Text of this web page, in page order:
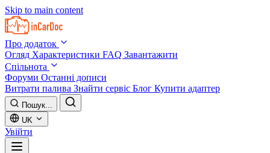
Skip to main content
Про додаток
Огляд Характеристики FAQ Завантажити
Спільнота
Форуми Останні дописи
Витрати палива Знайти сервіс Блог Купити адаптер
Пошук...
UK
Увійти